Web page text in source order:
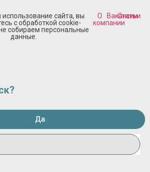
сайта, вы
с обработкой cookie-
собираем персональные
данные.
О
компании
Вакансии
Статьи
Да